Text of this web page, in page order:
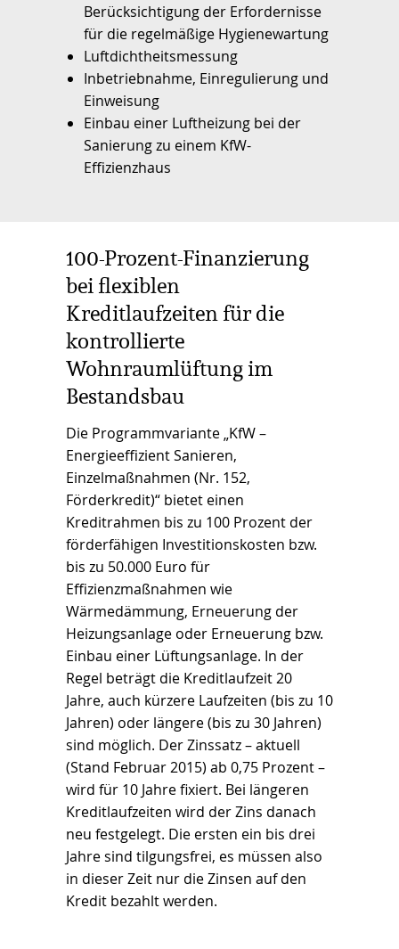
Berücksichtigung der Erfordernisse
für die regelmäßige Hygienewartung
Luftdichtheitsmessung
Inbetriebnahme, Einregulierung und
Einweisung
Einbau einer Luftheizung bei der
Sanierung zu einem KfW-
Effizienzhaus
100-Prozent-Finanzierung
bei flexiblen
Kreditlaufzeiten für die
kontrollierte
Wohnraumlüftung im
Bestandsbau
Die Programmvariante „KfW –
Energieeffizient Sanieren,
Einzelmaßnahmen (Nr. 152,
Förderkredit)“ bietet einen
Kreditrahmen bis zu 100 Prozent der
förderfähigen Investitionskosten bzw.
bis zu 50.000 Euro für
Effizienzmaßnahmen wie
Wärmedämmung, Erneuerung der
Heizungsanlage oder Erneuerung bzw.
Einbau einer Lüftungsanlage. In der
Regel beträgt die Kreditlaufzeit 20
Jahre, auch kürzere Laufzeiten (bis zu 10
Jahren) oder längere (bis zu 30 Jahren)
sind möglich. Der Zinssatz – aktuell
(Stand Februar 2015) ab 0,75 Prozent –
wird für 10 Jahre fixiert. Bei längeren
Kreditlaufzeiten wird der Zins danach
neu festgelegt. Die ersten ein bis drei
Jahre sind tilgungsfrei, es müssen also
in dieser Zeit nur die Zinsen auf den
Kredit bezahlt werden.